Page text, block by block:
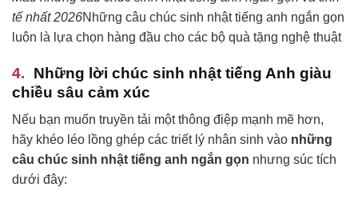
tế nhất 2026Những câu chúc sinh nhật tiếng anh ngắn gọn
luôn là lựa chọn hàng đầu cho các bộ quà tặng nghệ thuật
Những lời chúc sinh nhật tiếng Anh giàu
chiều sâu cảm xúc
Nếu bạn muốn truyền tải một thông điệp mạnh mẽ hơn,
hãy khéo léo lồng ghép các triết lý nhân sinh vào những
câu chúc sinh nhật tiếng anh ngắn gọn nhưng súc tích
dưới đây: